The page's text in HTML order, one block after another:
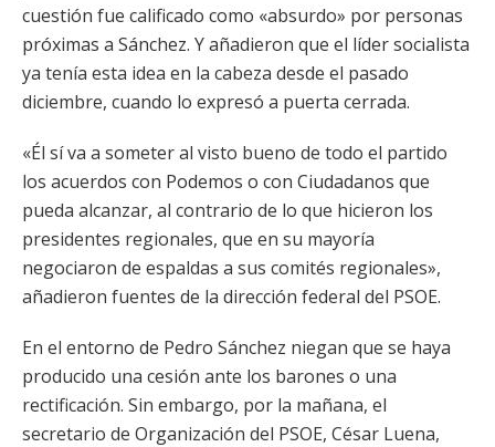
cuestión fue calificado como «absurdo» por personas
próximas a Sánchez. Y añadieron que el líder socialista
ya tenía esta idea en la cabeza desde el pasado
diciembre, cuando lo expresó a puerta cerrada.
«Él sí va a someter al visto bueno de todo el partido
los acuerdos con Podemos o con Ciudadanos que
pueda alcanzar, al contrario de lo que hicieron los
presidentes regionales, que en su mayoría
negociaron de espaldas a sus comités regionales»,
añadieron fuentes de la dirección federal del PSOE.
En el entorno de Pedro Sánchez niegan que se haya
producido una cesión ante los barones o una
rectificación. Sin embargo, por la mañana, el
secretario de Organización del PSOE, César Luena,